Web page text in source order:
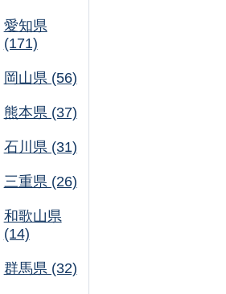
愛知県
(171)
岡山県 (56)
熊本県 (37)
石川県 (31)
三重県 (26)
和歌山県
(14)
群馬県 (32)